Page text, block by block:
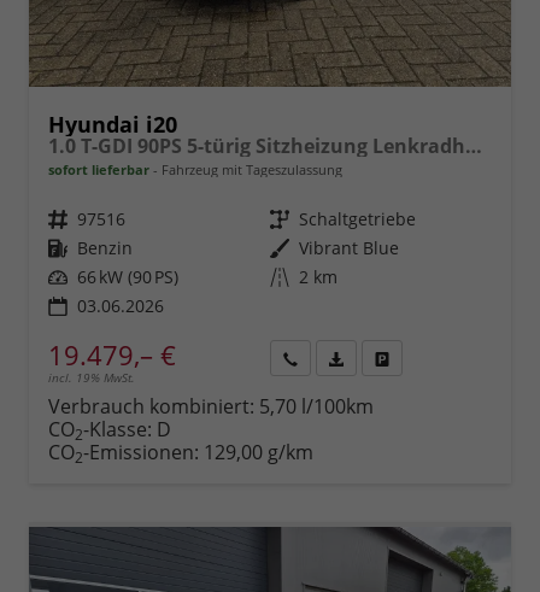
Hyundai i20
1.0 T-GDI 90PS 5-türig Sitzheizung Lenkradheizung Rückf.Kamera PDC Klima Apple CarPlay Android Auto Tempomat Touchscreen
sofort lieferbar Fahrzeug mit Tageszulassung
Fahrzeugnr. 97516 Getriebe Schaltgetriebe
Kraftstoff Benzin Außenfarbe Vibrant Blue
Leistung 66 kW (90 PS) Kilometerstand 2 km
03.06.2026
19.479,– €
incl. 19% MwSt.
anfordern
Datei,
Verbrauch kombiniert: 5,70 l/100km
CO2-Klasse: D
CO2-Emissionen: 129,00 g/km